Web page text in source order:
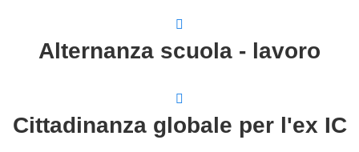
Alternanza scuola - lavoro
Cittadinanza globale per l'ex IC